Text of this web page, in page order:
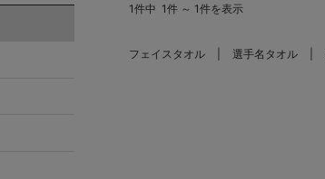
1件中 1件 ～ 1件を表示
フェイスタオル 選手名タオル